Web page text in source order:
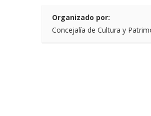
Organizado por:
Concejalía de Cultura y